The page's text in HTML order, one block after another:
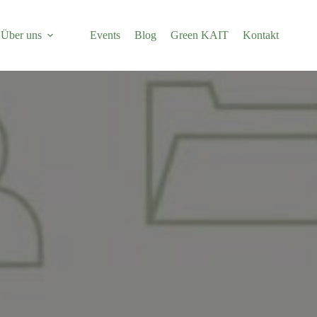
Über uns Events Blog Green KAIT Kontakt